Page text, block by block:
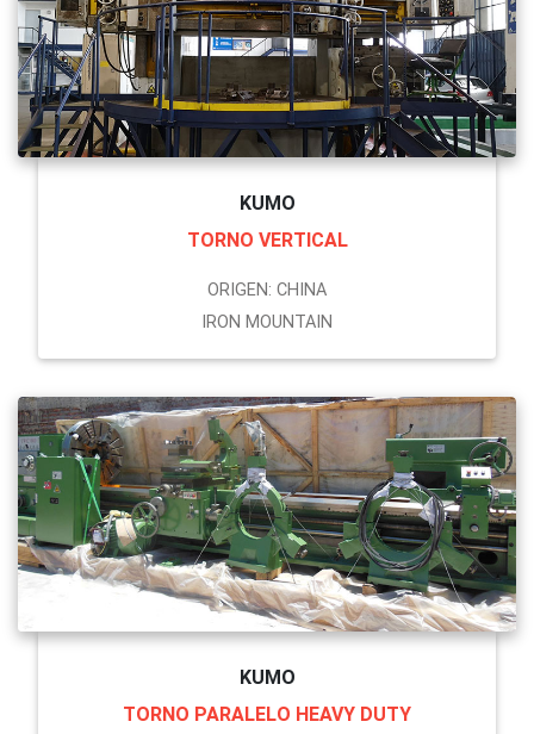
KUMO
TORNO VERTICAL
ORIGEN: CHINA
IRON MOUNTAIN
KUMO
TORNO PARALELO HEAVY DUTY